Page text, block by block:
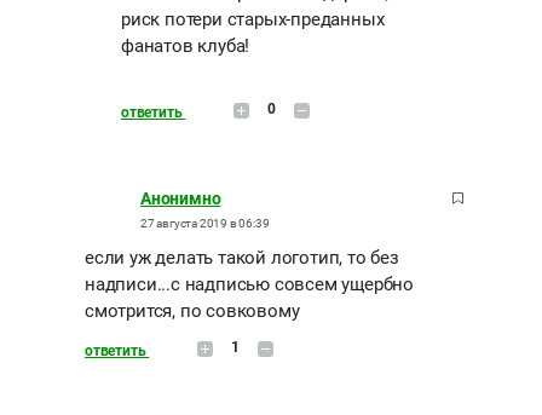
риск потери старых-преданных
фанатов клуба!
ответить 0
Анонимно
27 августа 2019 в 06:39
если уж делать такой логотип, то без
надписи...с надписью совсем ущербно
смотрится, по совковому
ответить 1